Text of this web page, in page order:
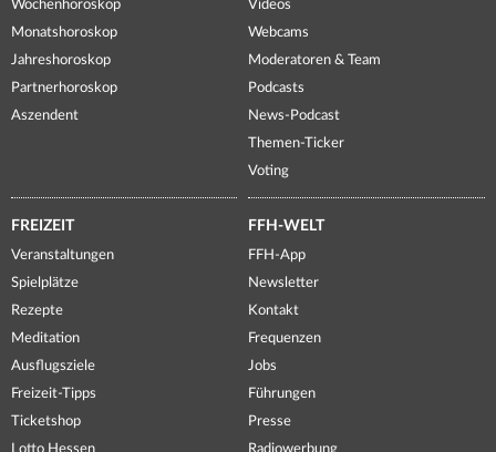
Wochenhoroskop
Monatshoroskop
Jahreshoroskop
Partnerhoroskop
Aszendent
Videos
Webcams
Moderatoren & Team
Podcasts
News-Podcast
Themen-Ticker
Voting
FREIZEIT
Veranstaltungen
Spielplätze
Rezepte
Meditation
Ausflugsziele
Freizeit-Tipps
Ticketshop
Lotto Hessen
FFH-WELT
FFH-App
Newsletter
Kontakt
Frequenzen
Jobs
Führungen
Presse
Radiowerbung